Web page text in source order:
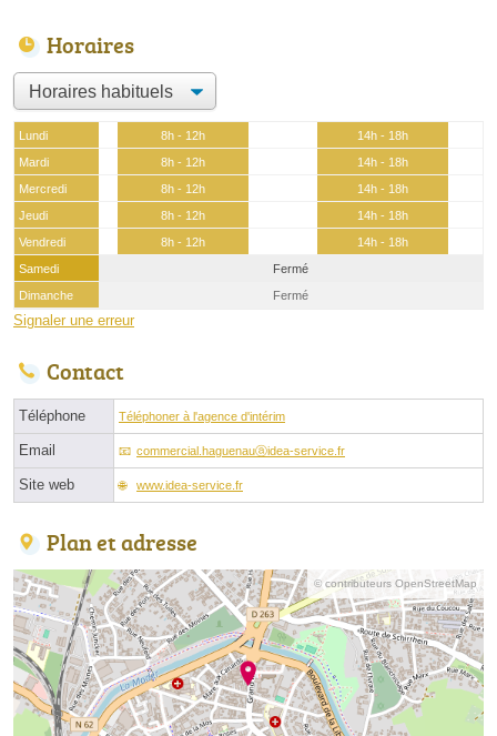
Horaires
Lundi 8h - 12h
14h - 18h
Mardi
8h - 12h
14h - 18h
Mercredi
8h - 12h
14h - 18h
Jeudi
8h - 12h
14h - 18h
Vendredi
8h - 12h
14h - 18h
Samedi
Fermé
Dimanche
Fermé
Signaler une erreur
Contact
Téléphone Téléphoner à l'agence d'intérim
Email commercial.haguenauⓐidea-service.fr
Site web www.idea-service.fr
Plan et adresse
© contributeurs OpenStreetMap